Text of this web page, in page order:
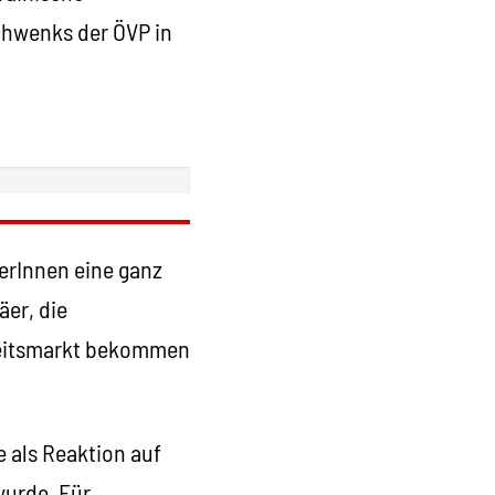
der ÖVP in
eine ganz
die
bekommen
als Reaktion auf